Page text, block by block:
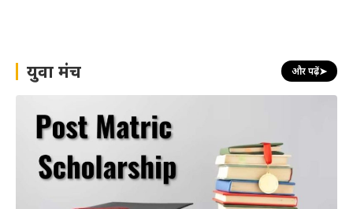
युवा मंच और पढ़ें➤